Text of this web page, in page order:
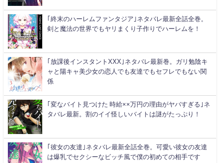
｢終末のハーレムファンタジア｣ネタバレ最新全話全巻。
剣と魔法の世界でもヤリまくり子作りでハーレムを！
｢放課後インスタントXXX｣ネタバレ最新巻。ガリ勉陰キ
ャと陽キャ美少女の恋人でも友達でもセフレでもない関
係
｢変なバイト見つけた 時給××万円の理由がヤバすぎる｣ネ
タバレ最新。割のイイ怪しいバイトは謎がたっぷり！
｢彼女の友達｣ネタバレ最新全話全巻。可愛い彼女の友達
は爆乳でセクシーなビッチ風で僕の初めての相手です